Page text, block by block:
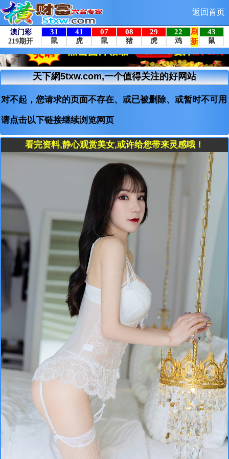
返回首页
天下網5txw.com,一个值得关注的好网站
对不起，您请求的页面不存在、或已被删除、或暂时不可用
请点击以下链接继续浏览网页
看完资料,静心观赏美女,或许给您带来灵感哦！